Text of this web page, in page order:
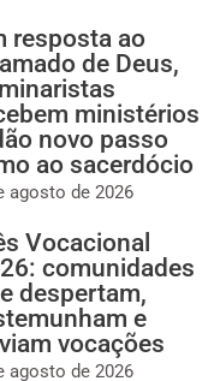
resposta ao
de Deus,
ministérios
novo passo
ao sacerdócio
agosto de 2026
Vocacional
comunidades
despertam,
e
vocações
agosto de 2026